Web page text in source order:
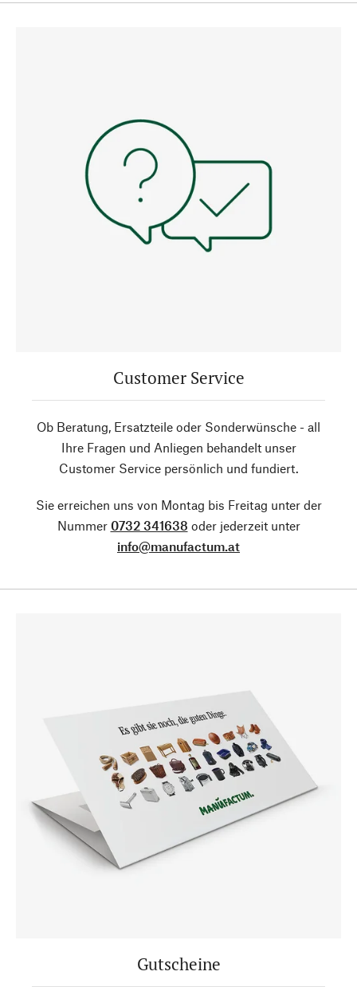
Customer Service
Ob Beratung, Ersatzteile oder Sonderwünsche - all
Ihre Fragen und Anliegen behandelt unser
Customer Service persönlich und fundiert.
Sie erreichen uns von Montag bis Freitag unter der
Nummer 0732 341638 oder jederzeit unter
info@manufactum.at
Gutscheine